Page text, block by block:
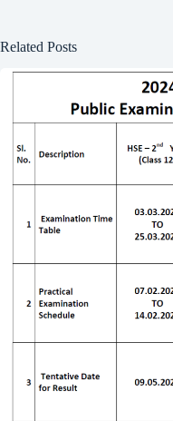
Related Posts